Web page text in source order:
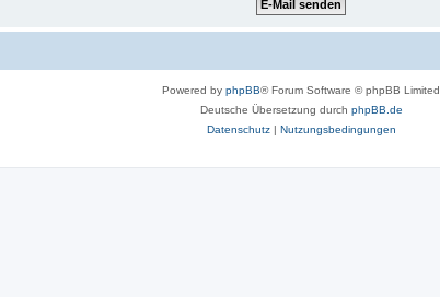
Powered by phpBB® Forum Software © phpBB Limited
Deutsche Übersetzung durch phpBB.de
Datenschutz| Nutzungsbedingungen